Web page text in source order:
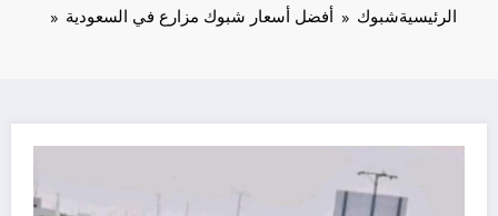
الرئيسيةشبوك أفضل أسعار شبوك مزارع في السعودية